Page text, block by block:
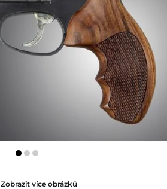
Zobrazit více obrázků